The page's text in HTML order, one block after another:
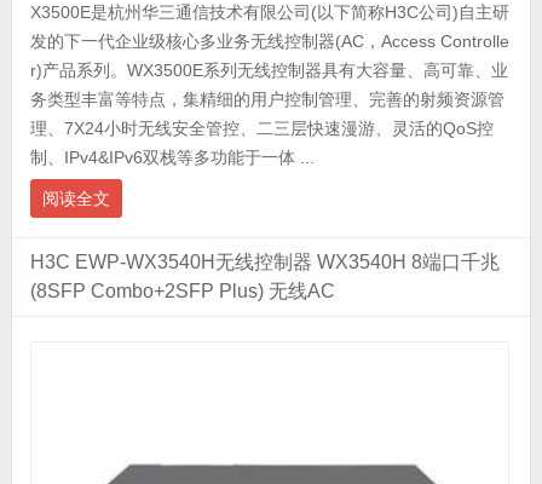
X3500E是杭州华三通信技术有限公司(以下简称H3C公司)自主研
发的下一代企业级核心多业务无线控制器(AC，Access Controlle
r)产品系列。WX3500E系列无线控制器具有大容量、高可靠、业
务类型丰富等特点，集精细的用户控制管理、完善的射频资源管
理、7X24小时无线安全管控、二三层快速漫游、灵活的QoS控
制、IPv4&IPv6双栈等多功能于一体 ...
阅读全文
H3C EWP-WX3540H无线控制器 WX3540H 8端口千兆
(8SFP Combo+2SFP Plus) 无线AC